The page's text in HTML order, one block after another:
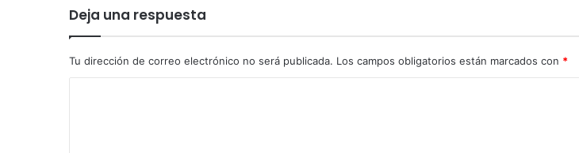
Deja una respuesta
Tu dirección de correo electrónico no será publicada. Los campos obligatorios están marcados con *